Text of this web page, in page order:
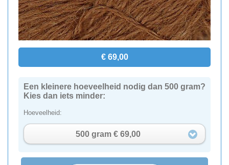
€ 69,00
Een kleinere hoeveelheid nodig dan 500 gram?
Kies dan iets minder:
Hoeveelheid:
500 gram € 69,00